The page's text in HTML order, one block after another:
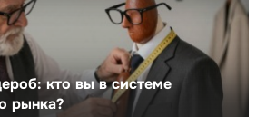
кто вы в системе
рынка?